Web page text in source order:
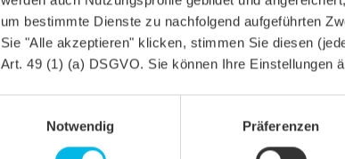
um bestimmte Dienste zu nachfolgend aufgeführten
Sie "Alle akzeptieren" klicken, stimmen Sie diesen
Art. 49 (1) (a) DSGVO. Sie können Ihre Einstellungen
Notwendig
Präferenzen